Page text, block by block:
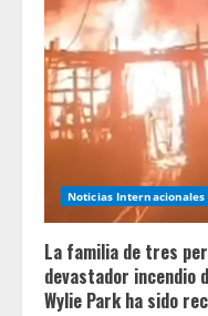
Noticias Internacionales
La familia de tres
devastador incendio
Wylie Park ha sido